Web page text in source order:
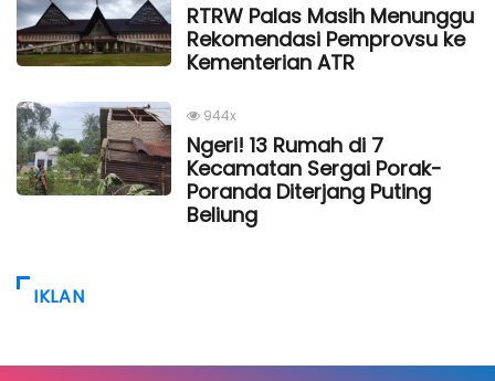
RTRW Palas Masih Menunggu
Rekomendasi Pemprovsu ke
Kementerian ATR
944x
Ngeri! 13 Rumah di 7
Kecamatan Sergai Porak-
Poranda Diterjang Puting
Beliung
IKLAN